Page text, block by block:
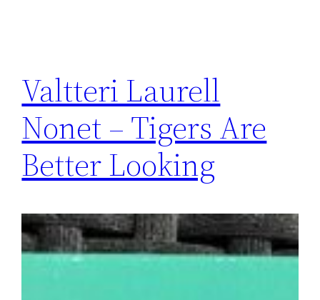
Valtteri Laurell
Nonet – Tigers Are
Better Looking